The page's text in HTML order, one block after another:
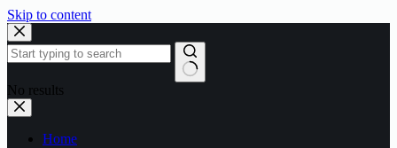
Skip to content
No results
Home